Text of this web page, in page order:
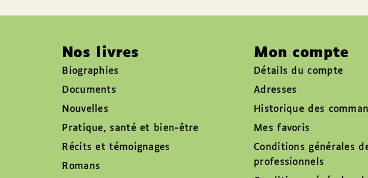
Nos livres
Biographies
Documents
Nouvelles
Pratique, santé et bien-être
Récits et témoignages
Romans
Mon compte
Détails du compte
Adresses
Historique des
Mes favoris
Conditions générales
professionnels